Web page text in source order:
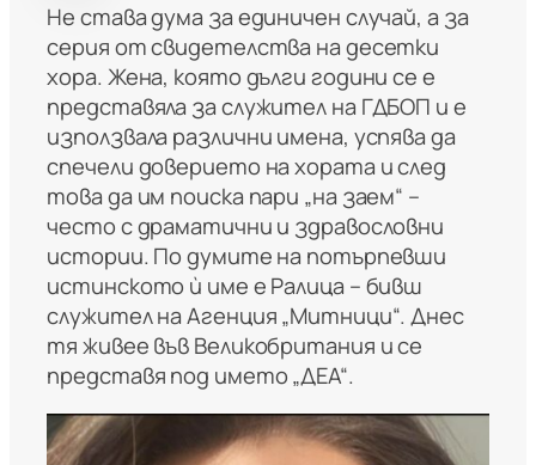
Не става дума за единичен случай, а за
серия от свидетелства на десетки
хора. Жена, която дълги години се е
представяла за служител на ГДБОП и е
използвала различни имена, успява да
спечели доверието на хората и след
това да им поиска пари „на заем“ –
често с драматични и здравословни
истории. По думите на потърпевши
истинското ѝ име е Ралица – бивш
служител на Агенция „Митници“. Днес
тя живее във Великобритания и се
представя под името „ДЕА“.